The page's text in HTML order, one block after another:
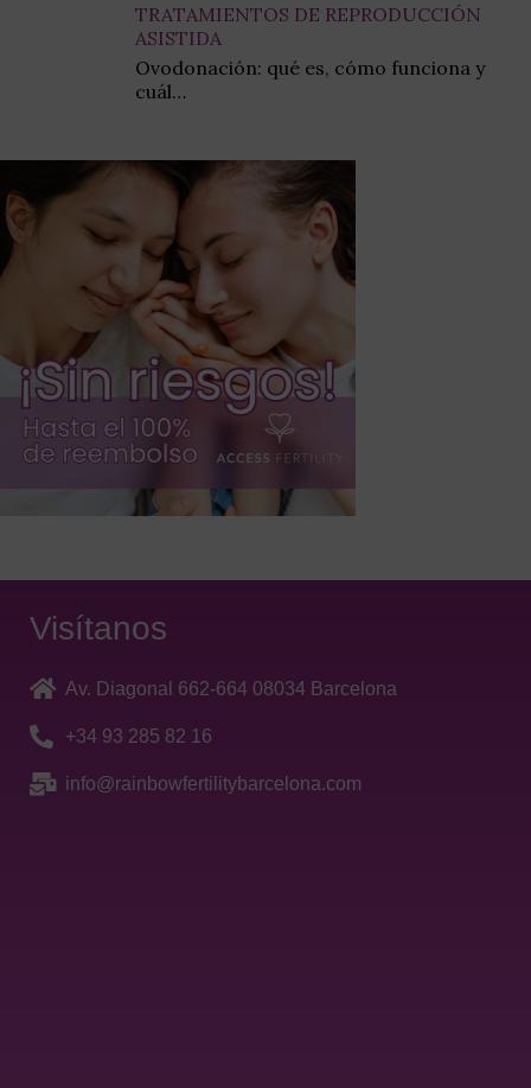
TRATAMIENTOS DE REPRODUCCIÓN
ASISTIDA
Ovodonación: qué es, cómo funciona y
cuál…
Visítanos
Av. Diagonal 662-664 08034 Barcelona
+34 93 285 82 16
info@rainbowfertilitybarcelona.com